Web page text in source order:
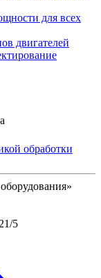
двигателей
обработки
5